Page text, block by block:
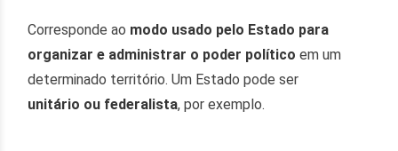
Corresponde ao modo usado pelo Estado para
organizar e administrar o poder político em um
determinado território. Um Estado pode ser
unitário ou federalista, por exemplo.